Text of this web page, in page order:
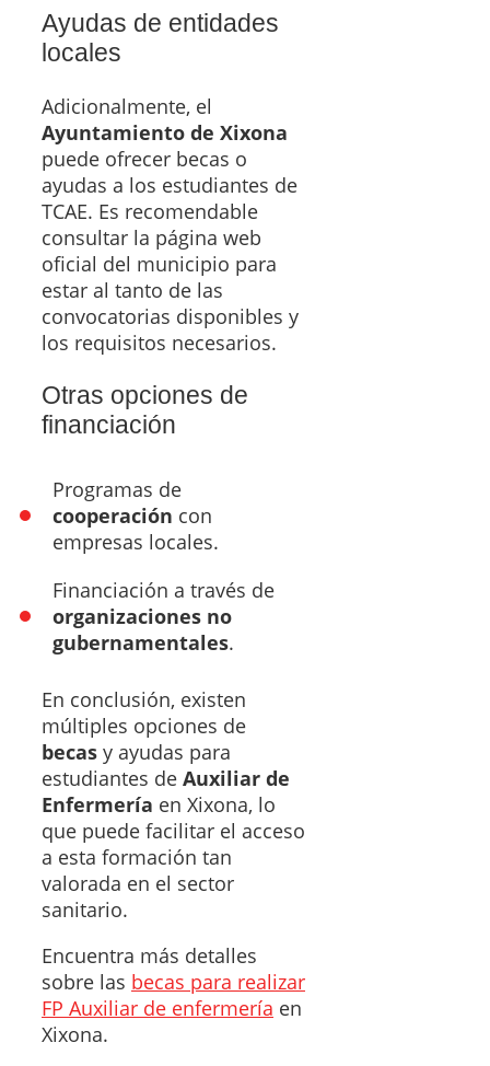
Ayudas de entidades
locales
Adicionalmente, el
Ayuntamiento de Xixona
puede ofrecer becas o
ayudas a los estudiantes de
TCAE. Es recomendable
consultar la página web
oficial del municipio para
estar al tanto de las
convocatorias disponibles y
los requisitos necesarios.
Otras opciones de
financiación
Programas de
cooperación con
empresas locales.
Financiación a través de
organizaciones no
gubernamentales.
En conclusión, existen
múltiples opciones de
becas y ayudas para
estudiantes de Auxiliar de
Enfermería en Xixona, lo
que puede facilitar el acceso
a esta formación tan
valorada en el sector
sanitario.
Encuentra más detalles
sobre las becas para realizar
FP Auxiliar de enfermería en
Xixona.